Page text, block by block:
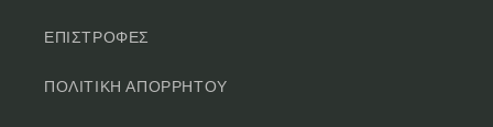
ΕΠΙΣΤΡΟΦΕΣ
ΠΟΛΙΤΙΚΗ ΑΠΟΡΡΗΤΟΥ